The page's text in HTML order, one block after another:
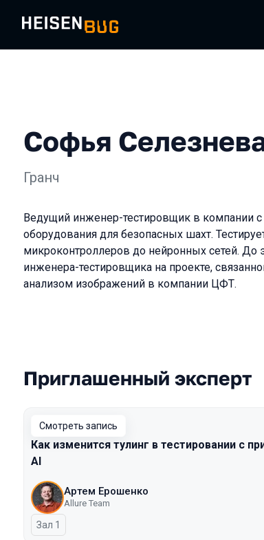
Софья
Гранч
Ведущий инженер-тестировщик в компании
оборудования для безопасных шахт.
микроконтроллеров до нейронных сетей. До
инженера-тестировщика на проекте,
анализом изображений в компании ЦФТ.
Выступления в сезоне 2025
Приглашенный эксперт
Смотреть запись
Как изменится тулинг в тестировании с
AI
Артем Ерошенко
Allure Team
Зал 1